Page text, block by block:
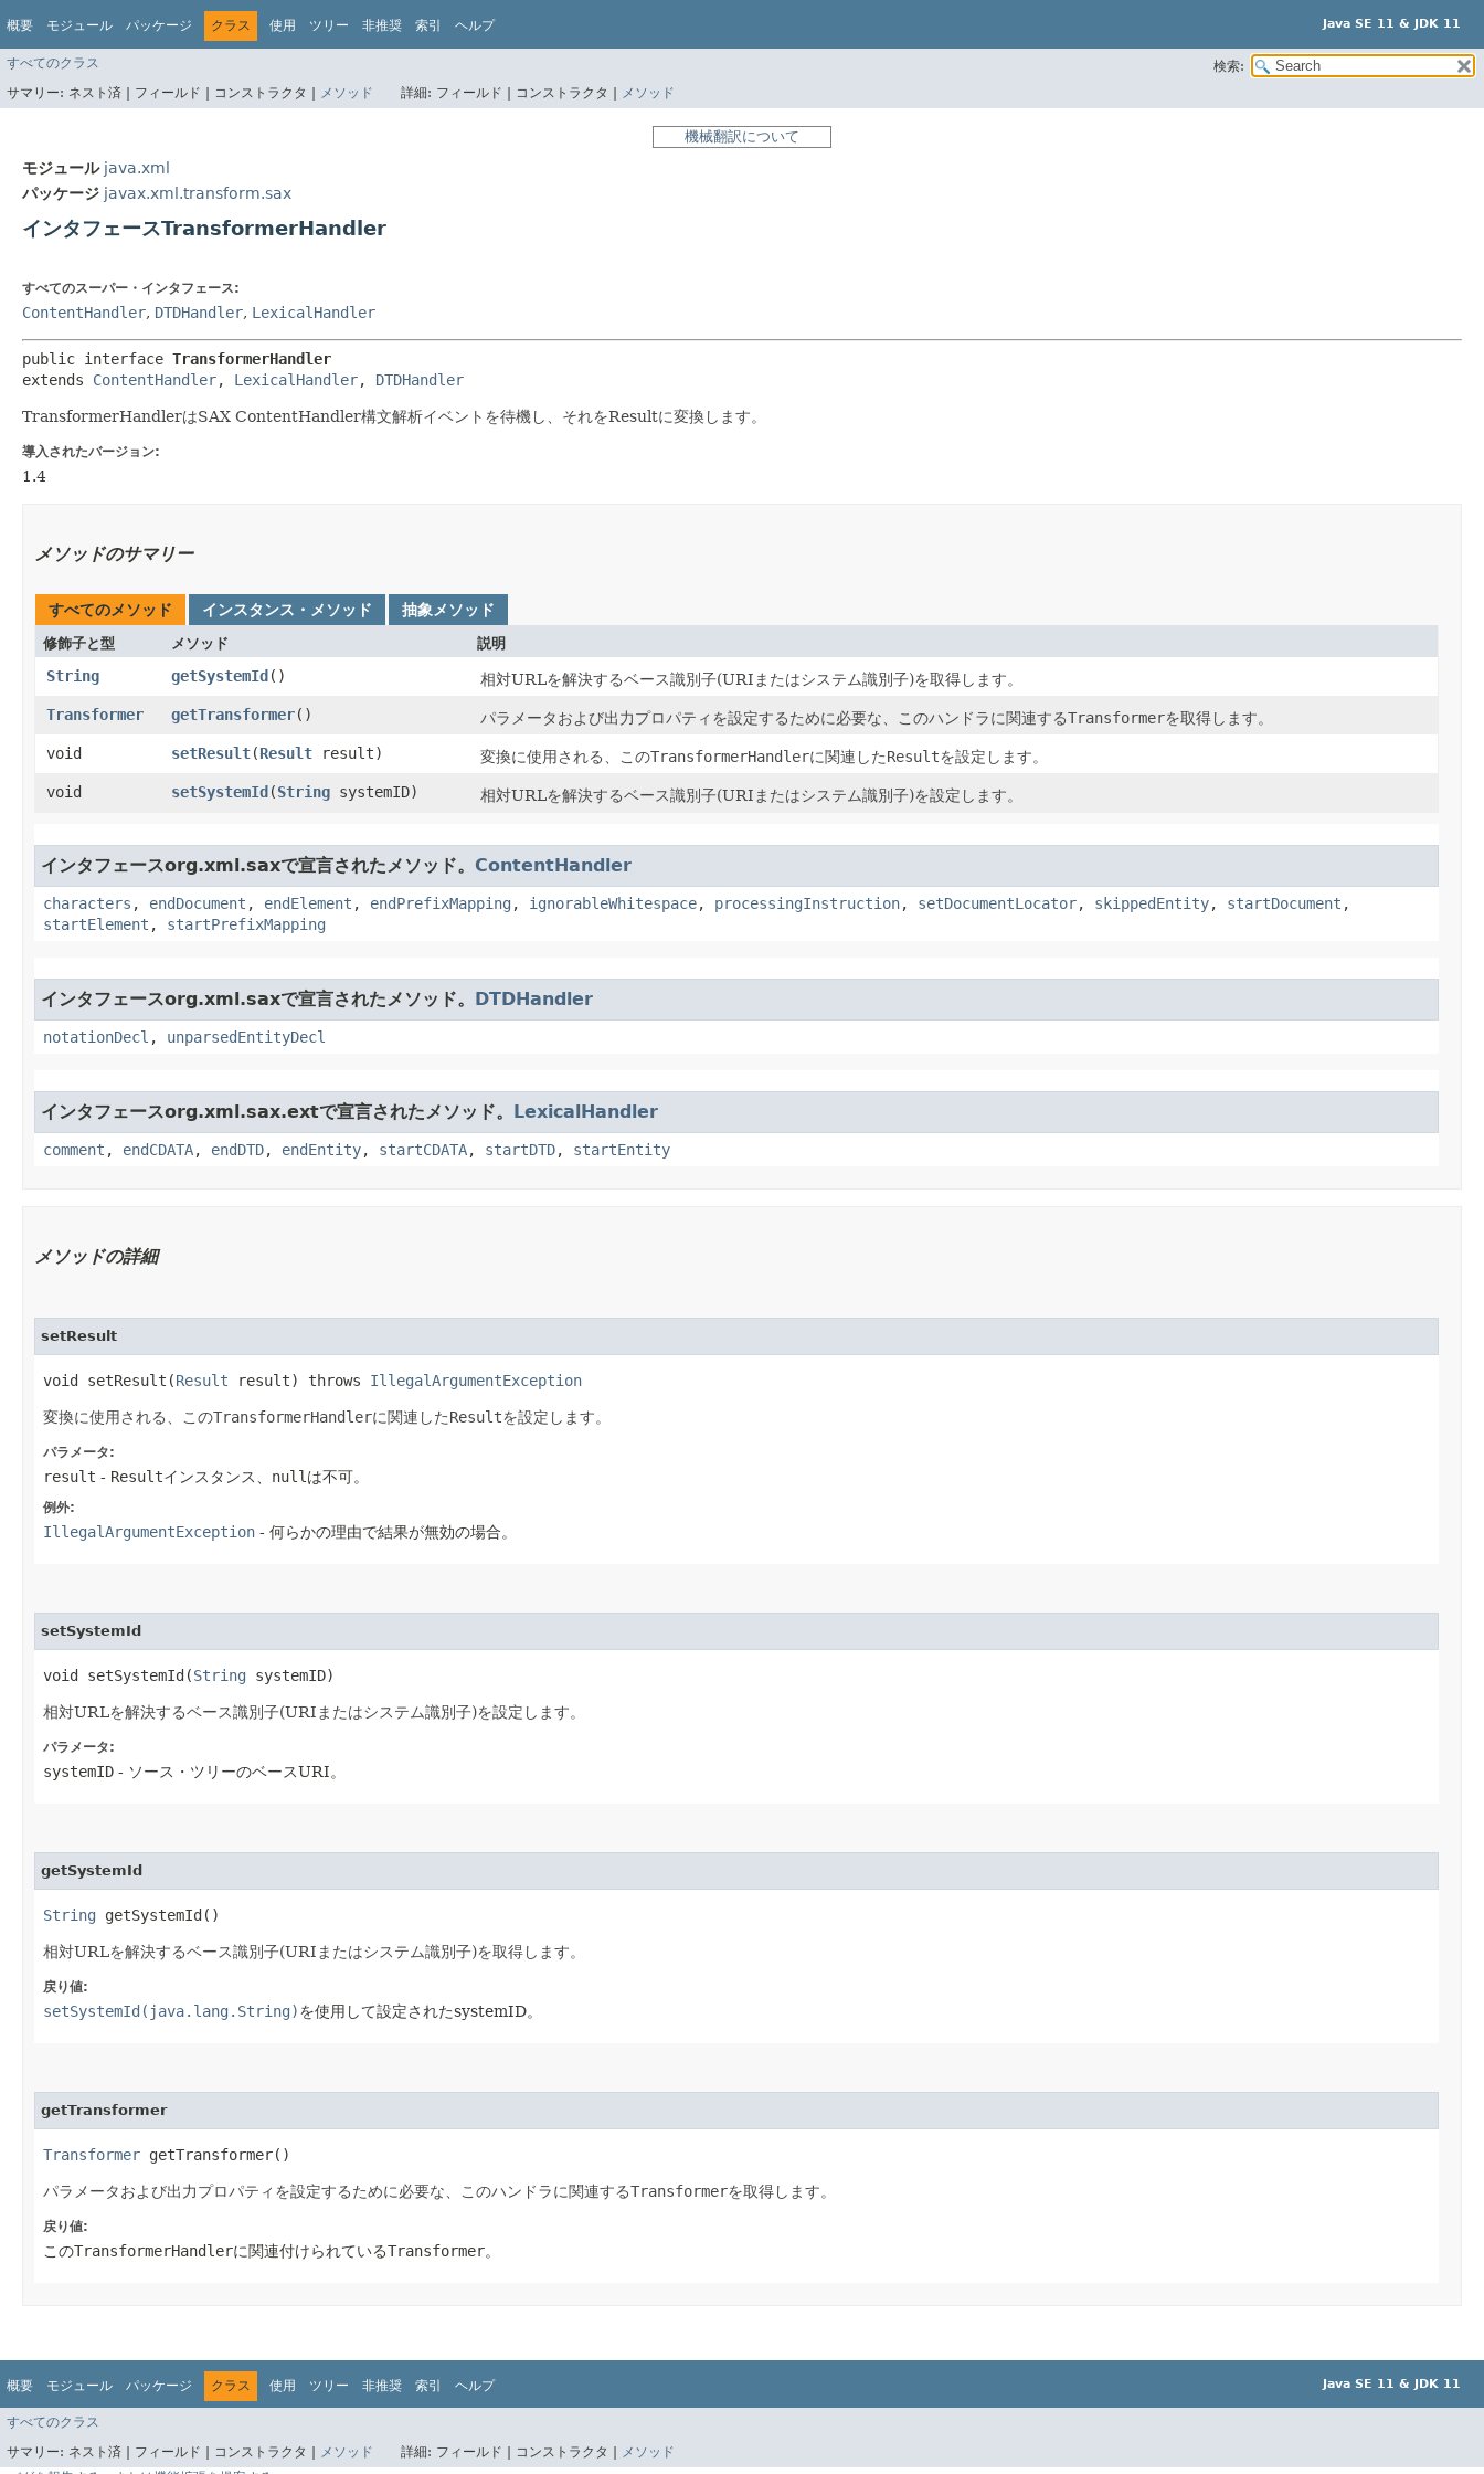
概要 モジュール パッケージ クラス 使用 ツリー 非推奨 索引 ヘルプ Java SE 11 & JDK 11
すべてのクラス
検索:
サマリー: ネスト済 | フィールド | コンストラクタ | メソッド 詳細: フィールド | コンストラクタ | メソッド
機械翻訳について
モジュール java.xml
パッケージ javax.xml.transform.sax
インタフェースTransformerHandler
すべてのスーパー・インタフェース:
ContentHandler, DTDHandler, LexicalHandler
public interface TransformerHandler
extends ContentHandler, LexicalHandler, DTDHandler
TransformerHandlerはSAX ContentHandler構文解析イベントを待機し、それをResultに変換します。
導入されたバージョン:
1.4
メソッドのサマリー
すべてのメソッド インスタンス・メソッド 抽象メソッド
修飾子と型 メソッド 説明
String getSystemId()
相対URLを解決するベース識別子(URIまたはシステム識別子)を取得します。
Transformer
getTransformer() パラメータおよび出力プロパティを設定するために必要な、このハンドラに関連するTransformerを取得します。
void
setResult​(Result result) 変換に使用される、このTransformerHandlerに関連したResultを設定します。
void
setSystemId​(String systemID) 相対URLを解決するベース識別子(URIまたはシステム識別子)を設定します。
インタフェースorg.xml.saxで宣言されたメソッド。 ContentHandler
characters , endDocument , endElement , endPrefixMapping , ignorableWhitespace, processingInstruction, setDocumentLocator, skippedEntity, startDocument ,
startElement , startPrefixMapping
インタフェースorg.xml.saxで宣言されたメソッド。 DTDHandler
notationDecl , unparsedEntityDecl
インタフェースorg.xml.sax.extで宣言されたメソッド。 LexicalHandler
comment , endCDATA, endDTD, endEntity, startCDATA, startDTD, startEntity
メソッドの詳細
setResult
void setResult​(Result result) throws IllegalArgumentException
変換に使用される、このTransformerHandlerに関連したResultを設定します。
パラメータ:
result - Resultインスタンス、 null は不可。
例外:
IllegalArgumentException - 何らかの理由で結果が無効の場合。
setSystemId
void setSystemId​(String systemID)
相対URLを解決するベース識別子(URIまたはシステム識別子)を設定します。
パラメータ:
systemID - ソース・ツリーのベースURI。
getSystemId
String getSystemId()
相対URLを解決するベース識別子(URIまたはシステム識別子)を取得します。
戻り値:
setSystemId(java.lang.String)を使用して設定されたsystemID。
getTransformer
Transformer getTransformer()
パラメータおよび出力プロパティを設定するために必要な、このハンドラに関連するTransformerを取得します。
戻り値:
このTransformerHandlerに関連付けられているTransformer。
概要 モジュール パッケージ クラス 使用 ツリー 非推奨 索引 ヘルプ Java SE 11 & JDK 11
すべてのクラス
サマリー: ネスト済 | フィールド | コンストラクタ | メソッド 詳細: フィールド | コンストラクタ |
メソッド